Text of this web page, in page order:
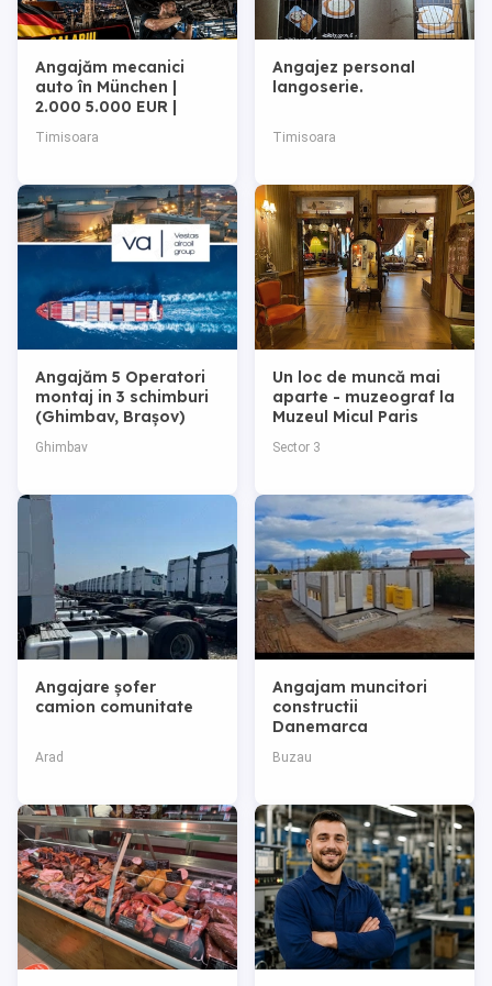
Angajăm mecanici
auto în München |
2.000 5.000 EUR |
Timisoara
Angajez personal
langoserie.
Timisoara
Angajăm 5 Operatori
montaj in 3 schimburi
(Ghimbav, Brașov)
Ghimbav
Un loc de muncă mai
aparte - muzeograf la
Muzeul Micul Paris
Sector 3
Angajare șofer
camion comunitate
Arad
Angajam muncitori
constructii
Danemarca
Buzau